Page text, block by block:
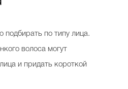
по типу лица.
волоса могут
и придать короткой